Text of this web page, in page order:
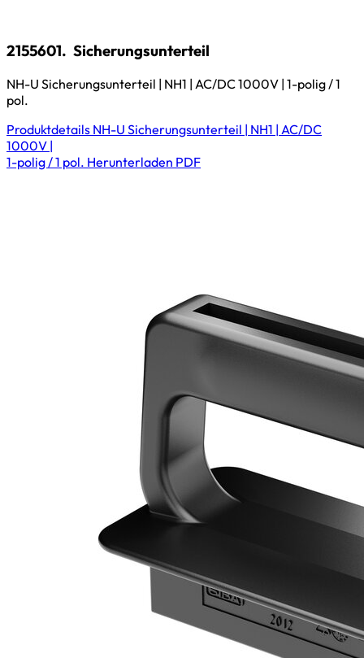
2155601. Sicherungsunterteil
NH-U Sicherungsunterteil | NH1 | AC/DC 1000V | 1-polig / 1
pol.
Produktdetails NH-U Sicherungsunterteil | NH1 | AC/DC
1000V |
1-polig / 1 pol. Herunterladen PDF